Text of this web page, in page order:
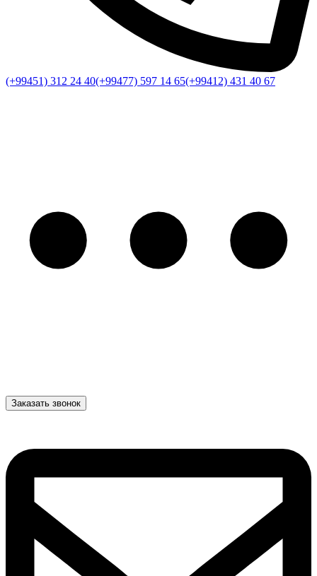
(+99451) 312 24 40(+99477) 597 14 65(+99412) 431 40 67
Заказать звонок